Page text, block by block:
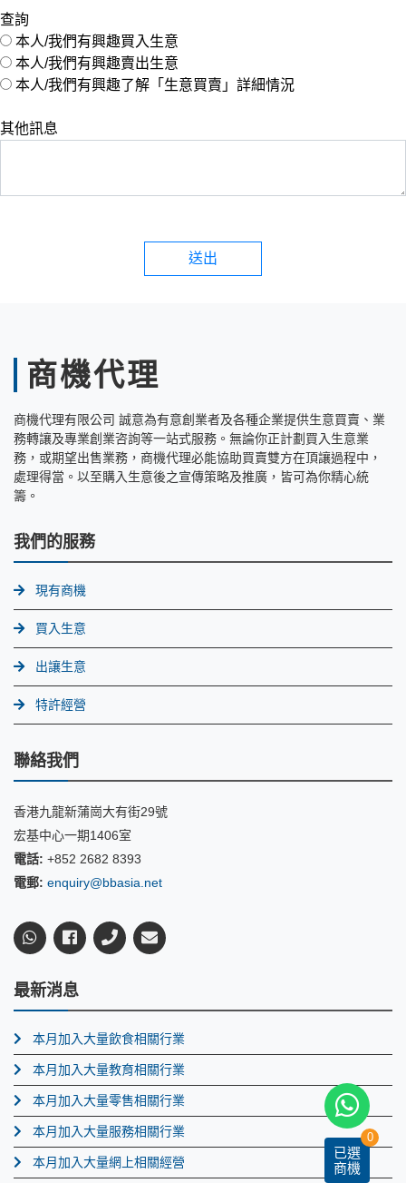
查詢
本人/我們有興趣買入生意
本人/我們有興趣賣出生意
本人/我們有興趣了解「生意買賣」詳細情況
其他訊息
送出
商機代理
商機代理有限公司 誠意為有意創業者及各種企業提供生意買賣、業
務轉讓及專業創業咨詢等一站式服務。無論你正計劃買入生意業
務，或期望出售業務，商機代理必能協助買賣雙方在頂讓過程中，
處理得當。以至購入生意後之宣傳策略及推廣，皆可為你精心統
籌。
我們的服務
現有商機
買入生意
出讓生意
特許經營
聯絡我們
香港九龍新蒲崗大有街29號
宏基中心一期1406室
電話: +852 2682 8393
電郵: enquiry@bbasia.net
最新消息
本月加入大量飲食相關行業
本月加入大量教育相關行業
本月加入大量零售相關行業
本月加入大量服務相關行業
本月加入大量網上相關經營
已選
商機
0